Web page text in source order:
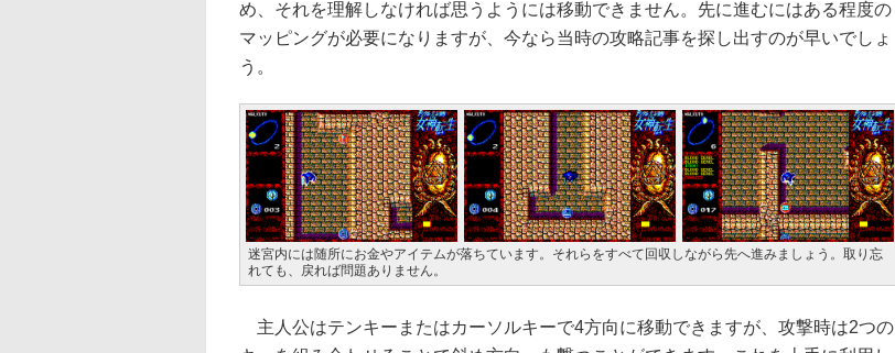
め、それを理解しなければ思うようには移動できません。先に進むにはある程度の
マッピングが必要になりますが、今なら当時の攻略記事を探し出すのが早いでしょ
う。
迷宮内には随所にお金やアイテムが落ちています。それらをすべて回収しながら先へ進みましょう。取り忘
れても、戻れば問題ありません。
主人公はテンキーまたはカーソルキーで4方向に移動できますが、攻撃時は2つの